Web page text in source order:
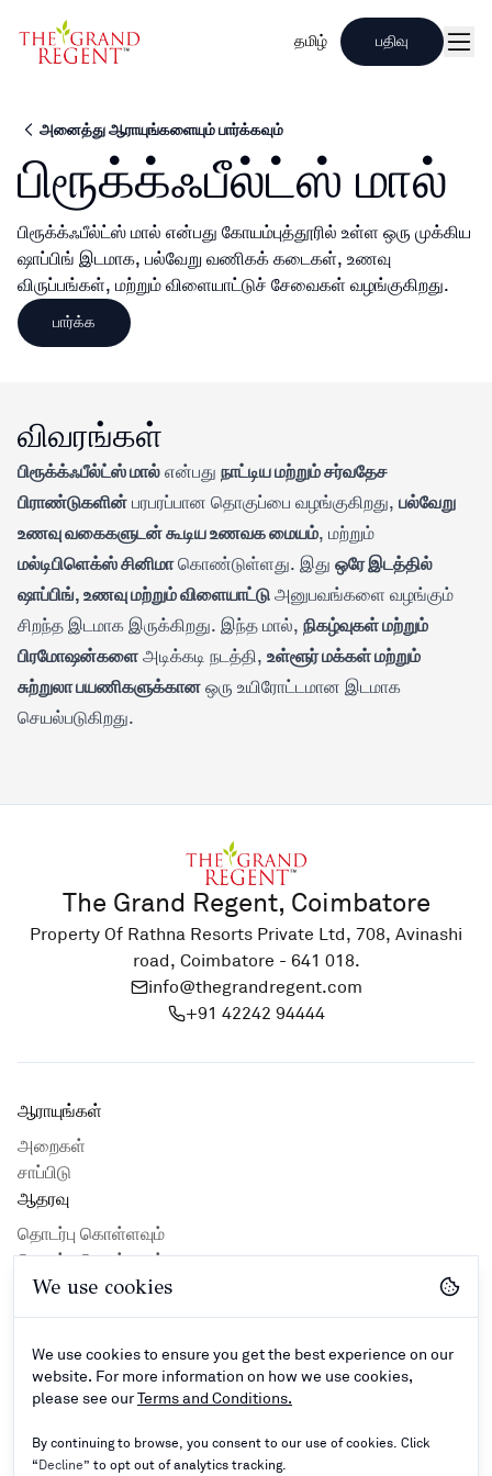
தமிழ் பதிவு
அனைத்து ஆராயுங்களையும் பார்க்கவும்
பிரூக்க்ஃபீல்ட்ஸ் மால்
பிரூக்க்ஃபீல்ட்ஸ் மால் என்பது கோயம்புத்தூரில் உள்ள ஒரு முக்கிய
ஷாப்பிங் இடமாக, பல்வேறு வணிகக் கடைகள், உணவு
விருப்பங்கள், மற்றும் விளையாட்டுச் சேவைகள் வழங்குகிறது.
பார்க்க
விவரங்கள்
பிரூக்க்ஃபீல்ட்ஸ் மால் என்பது நாட்டிய மற்றும் சர்வதேச
பிராண்டுகளின் பரபரப்பான தொகுப்பை வழங்குகிறது, பல்வேறு
உணவு வகைகளுடன் கூடிய உணவக மையம், மற்றும்
மல்டிபிளெக்ஸ் சினிமாகொண்டுள்ளது. இது ஒரே இடத்தில்
ஷாப்பிங், உணவு மற்றும் விளையாட்டு அனுபவங்களை வழங்கும்
சிறந்த இடமாக இருக்கிறது. இந்த மால், நிகழ்வுகள் மற்றும்
பிரமோஷன்களை அடிக்கடி நடத்தி, உள்ளூர் மக்கள் மற்றும்
சுற்றுலா பயணிகளுக்கான ஒரு உயிரோட்டமான இடமாக
செயல்படுகிறது.
The Grand Regent, Coimbatore
Property Of Rathna Resorts Private Ltd, 708, Avinashi
road, Coimbatore - 641 018.
info@thegrandregent.com
+91 42242 94444
ஆராயுங்கள்
அறைகள்
சாப்பிடு
ஆதரவு
தொடர்பு கொள்ளவும்
தொடர்பு கொள்ளவும்
Privacy Policy
Hotel Guidlines
இணையம்
We use cookies
We use cookies to ensure you get the best experience on our
website. For more information on how we use cookies,
please see ourTerms and Conditions.
By continuing to browse, you consent to our use of cookies. Click
“Decline” to opt out of analytics tracking.